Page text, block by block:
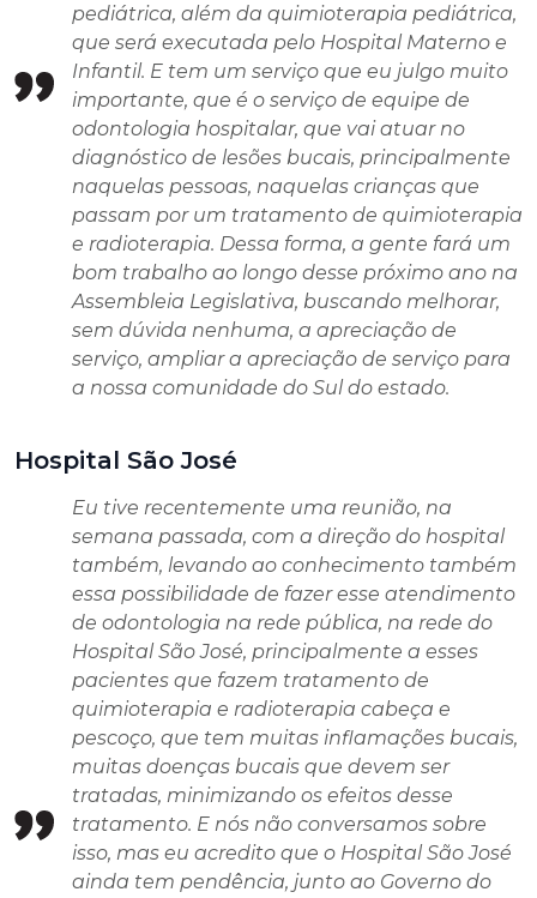
pediátrica, além da quimioterapia pediátrica,
que será executada pelo Hospital Materno e
Infantil. E tem um serviço que eu julgo muito
importante, que é o serviço de equipe de
odontologia hospitalar, que vai atuar no
diagnóstico de lesões bucais, principalmente
naquelas pessoas, naquelas crianças que
passam por um tratamento de quimioterapia
e radioterapia. Dessa forma, a gente fará um
bom trabalho ao longo desse próximo ano na
Assembleia Legislativa, buscando melhorar,
sem dúvida nenhuma, a apreciação de
serviço, ampliar a apreciação de serviço para
a nossa comunidade do Sul do estado.
Hospital São José
Eu tive recentemente uma reunião, na
semana passada, com a direção do hospital
também, levando ao conhecimento também
essa possibilidade de fazer esse atendimento
de odontologia na rede pública, na rede do
Hospital São José, principalmente a esses
pacientes que fazem tratamento de
quimioterapia e radioterapia cabeça e
pescoço, que tem muitas inflamações bucais,
muitas doenças bucais que devem ser
tratadas, minimizando os efeitos desse
tratamento. E nós não conversamos sobre
isso, mas eu acredito que o Hospital São José
ainda tem pendência, junto ao Governo do